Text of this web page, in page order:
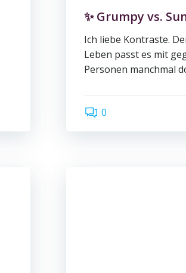
✨ Grumpy vs.
Ich liebe Kontraste.
Leben passt es mit
Personen manchmal
0